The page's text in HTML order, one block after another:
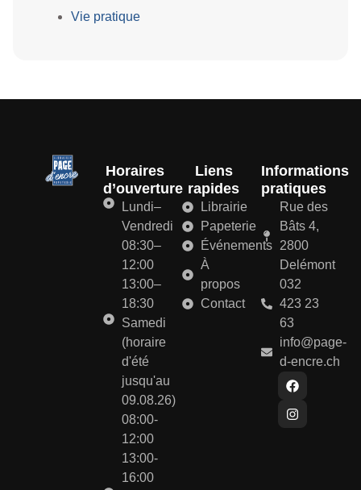
Vie pratique
Horaires
d’ouverture
Lundi–
Vendredi
08:30–
12:00
13:00–
18:30
Samedi
(horaire
d'été
jusqu'au
09.08.26)
08:00-
12:00
13:00-
16:00
Liens
rapides
Librairie
Papeterie
Événements
À
propos
Contact
Informations
pratiques
Rue des
Bâts 4,
2800
Delémont
032
423 23
63
info@page-
d-encre.ch